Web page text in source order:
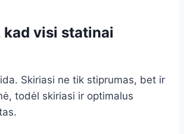
kad visi statinai
Skiriasi ne tik stiprumas, bet ir
todėl skiriasi ir optimalus